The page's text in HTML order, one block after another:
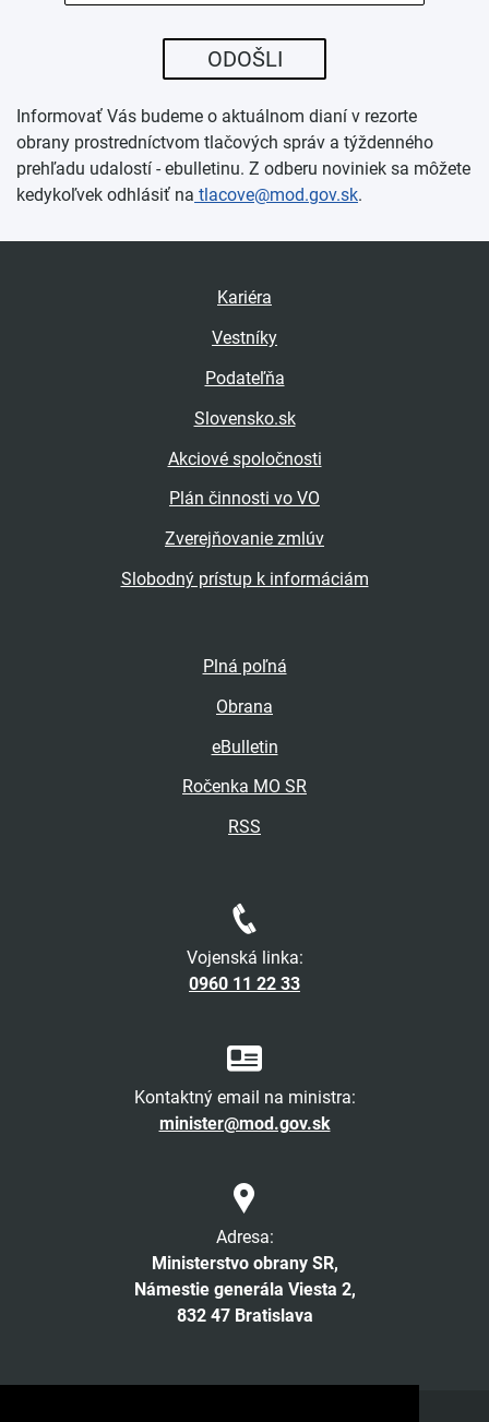
ODOŠLI
Informovať Vás budeme o aktuálnom dianí v rezorte
obrany prostredníctvom tlačových správ a týždenného
prehľadu udalostí - ebulletinu. Z odberu noviniek sa môžete
kedykoľvek odhlásiť na tlacove@mod.gov.sk.
Kariéra
Vestníky
Podateľňa
Slovensko.sk
Akciové spoločnosti
Plán činnosti vo VO
Zverejňovanie zmlúv
Slobodný prístup k informáciám
Plná poľná
Obrana
eBulletin
Ročenka MO SR
RSS
Vojenská linka:
0960 11 22 33
Kontaktný email na ministra:
minister@mod.gov.sk
Adresa:
Ministerstvo obrany SR,
Námestie generála Viesta 2,
832 47 Bratislava